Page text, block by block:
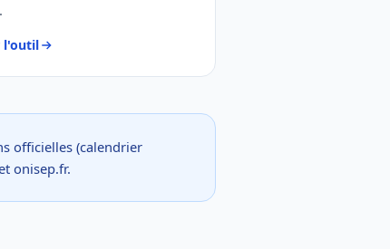
l'outil
officielles (calendrier
onisep.fr.